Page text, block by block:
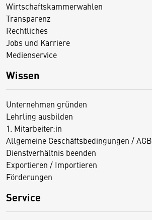
Wirtschaftskammerwahlen
Transparenz
Rechtliches
Jobs und Karriere
Medienservice
Wissen
Unternehmen gründen
Lehrling ausbilden
1. Mitarbeiter:in
Allgemeine Geschäftsbedingungen / AGB
Dienstverhältnis beenden
Exportieren / Importieren
Förderungen
Service